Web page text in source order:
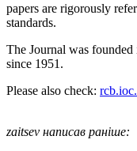
papers are rigorously
standards.
The Journal was
since 1951.
Please also check:
zaitsev написав раніше: